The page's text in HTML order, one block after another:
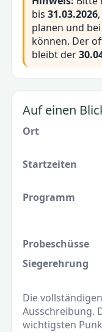
bis 31.03.2026
planen und
können. Der
bleibt der
Auf einen
Ort
Startzeiten
Programm
Probeschüsse
Siegerehrung
Die
Ausschreibung.
wichtigsten